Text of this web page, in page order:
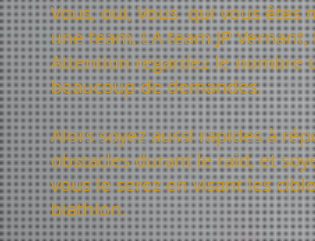
Vous, oui, Vous qui vous
une team, LA team JP
Attention regardez le nombre
beaucoup de demandes.
Alors soyez aussi rapides à
obstacles durant le raid, et
vous le serez en visant les
biathlon.